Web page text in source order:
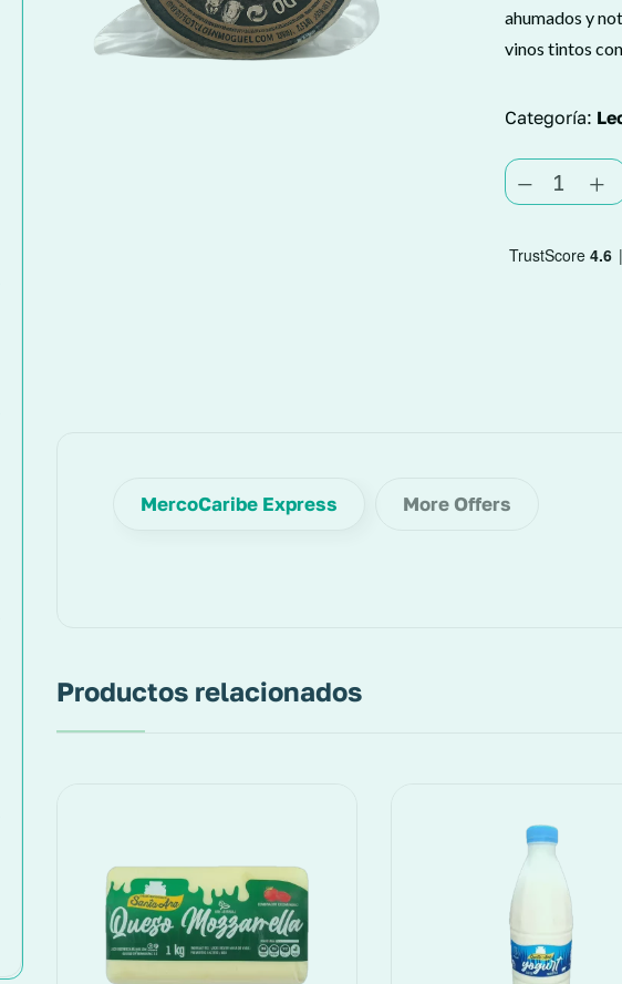
ahumados y
vinos tintos
Categoría:
MercoCaribe Express More Offers
Productos relacionados